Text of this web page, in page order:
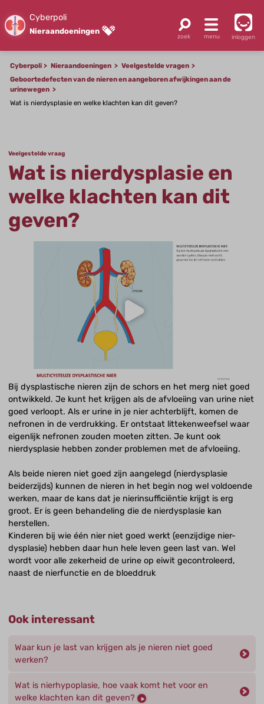
Cyberpoli
Nieraandoeningen
inloggen
Cyberpoli Nieraandoeningen
Veelgestelde vragen
Geboortedefecten van de nieren en aangeboren afwijkingen aan de
urinewegen
Wat is nierdysplasie en welke klachten kan dit geven?
Veelgestelde vraag
Wat is nierdysplasie en
welke klachten kan dit
geven?
Bij dysplastische nieren zijn de schors en het merg niet goed
ontwikkeld. Je kunt het krijgen als de afvloeiing van urine niet
goed verloopt. Als er urine in je nier achterblijft, komen de
nefronen in de verdrukking. Er ontstaat littekenweefsel waar
eigenlijk nefronen zouden moeten zitten. Je kunt ook
nierdysplasie hebben zonder problemen met de afvloeiing.
Als beide nieren niet goed zijn aangelegd (nierdysplasie
beiderzijds) kunnen de nieren in het begin nog wel voldoende
werken, maar de kans dat je nierinsufficiëntie krijgt is erg
groot. Er is geen behandeling die de nierdysplasie kan
herstellen.
Kinderen bij wie één nier niet goed werkt (eenzijdige nier-
dysplasie) hebben daar hun hele leven geen last van. Wel
wordt voor alle zekerheid de urine op eiwit gecontroleerd,
naast de nierfunctie en de bloeddruk
Ook interessant
Waar kun je last van krijgen als je nieren niet goed
werken?
Wat is nierhypoplasie, hoe vaak komt het voor en
welke klachten kan dit geven?